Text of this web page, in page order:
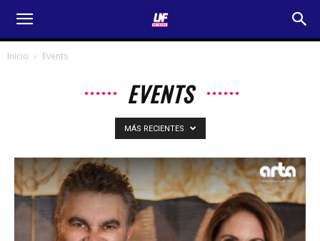
Inicio Events
EVENTS
MÁS RECIENTES